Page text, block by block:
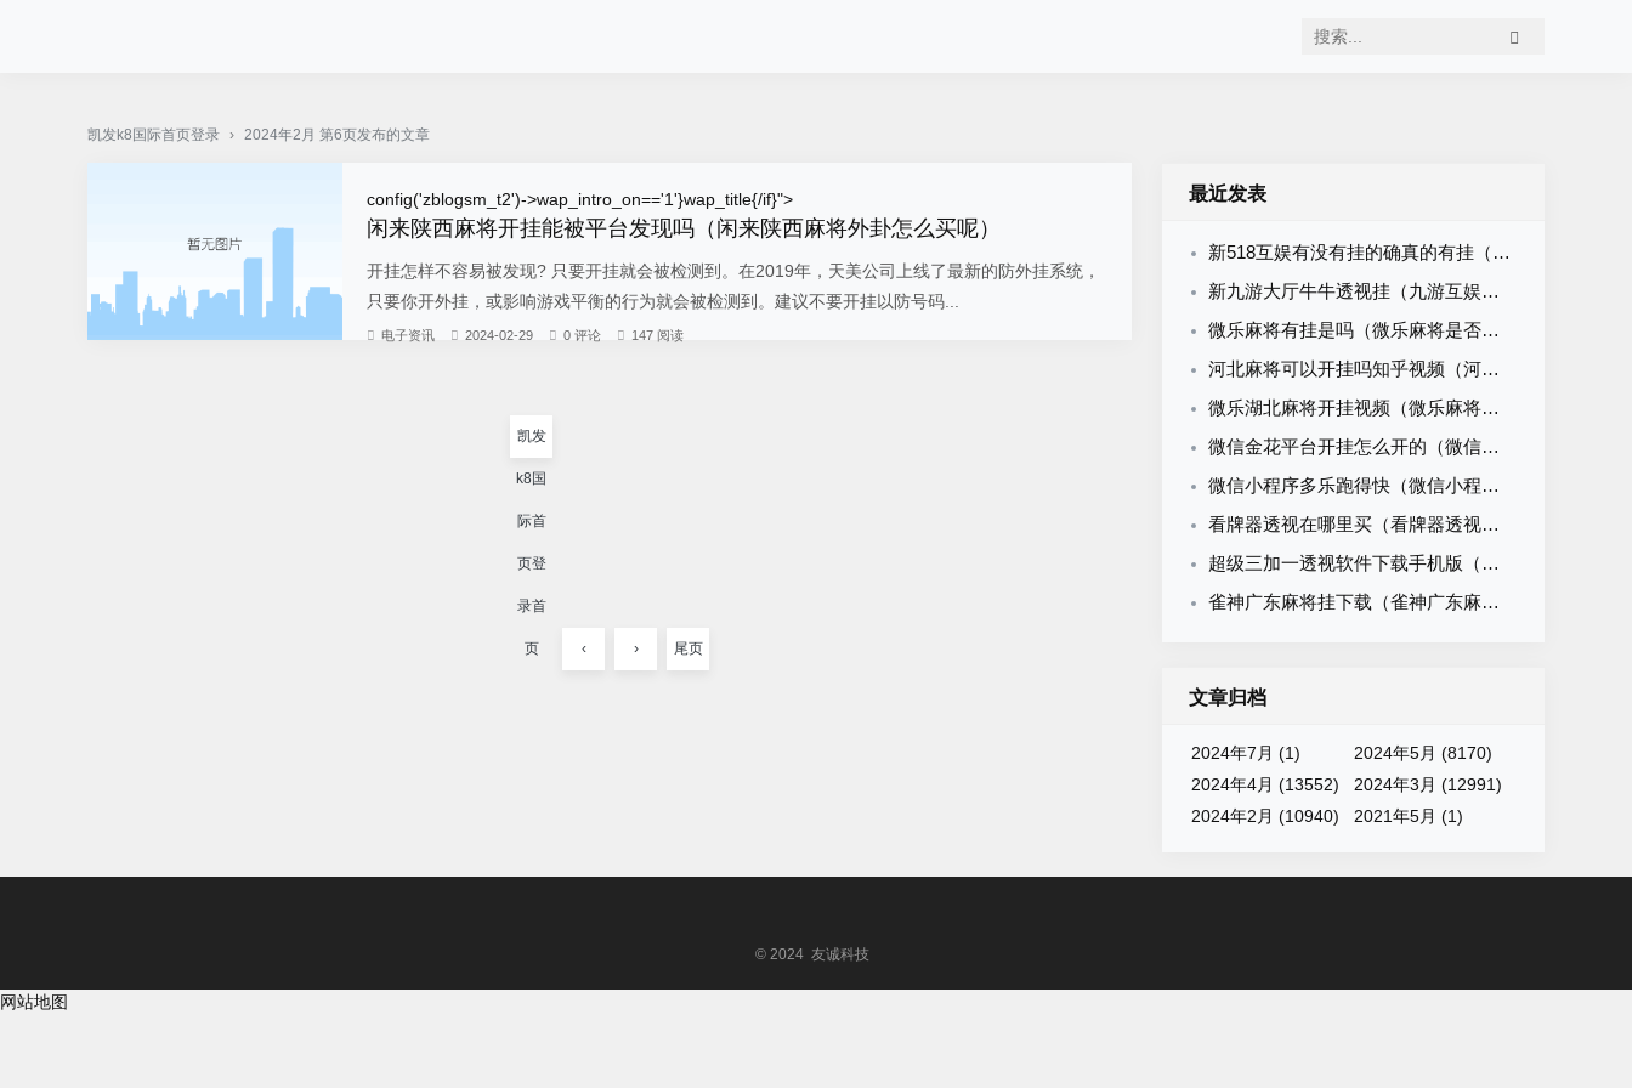
凯发k8国际首页登录 › 2024年2月 第6页发布的文章
config('zblogsm_t2')->wap_intro_on=='1'}wap_title{/if}">
闲来陕西麻将开挂能被平台发现吗（闲来陕西麻将外卦怎么买呢）
开挂怎样不容易被发现? 只要开挂就会被检测到。在2019年，天美公司上线了最新的防外挂系统，
只要你开外挂，或影响游戏平衡的行为就会被检测到。建议不要开挂以防号码...
电子资讯 2024-02-29 0 评论 147 阅读
凯发
k8国
际首
页登
录首
页 ‹ › 尾页
最近发表
新518互娱有没有挂的确真的有挂（518互游有挂吗）
新九游大厅牛牛透视挂（九游互娱牛牛有挂吗）
微乐麻将有挂是吗（微乐麻将是否真的有挂）
河北麻将可以开挂吗知乎视频（河北麻将可以开挂吗知乎视频大全）
微乐湖北麻将开挂视频（微乐麻将开挂下载安装）
微信金花平台开挂怎么开的（微信金花挂软件）
微信小程序多乐跑得快（微信小程序多乐跑得快怎么开挂）
看牌器透视在哪里买（看牌器透视怎么做）
超级三加一透视软件下载手机版（超级3 1透视）
雀神广东麻将挂下载（雀神广东麻将有挂吗知道）
文章归档
2024年7月 (1)
2024年5月 (8170)
2024年4月 (13552)
2024年3月 (12991)
2024年2月 (10940)
2021年5月 (1)
© 2024 友诚科技
网站地图